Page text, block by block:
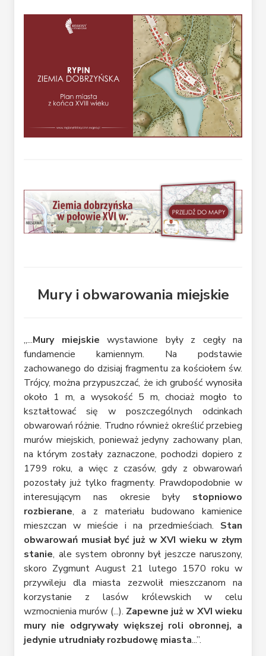
Mury i obwarowania miejskie
„...Mury miejskie wystawione były z cegły na
fundamencie kamiennym. Na podstawie
zachowanego do dzisiaj fragmentu za kościołem św.
Trójcy, można przypuszczać, że ich grubość wynosiła
około 1 m, a wysokość 5 m, chociaż mogło to
kształtować się w poszczególnych odcinkach
obwarowań różnie. Trudno również określić przebieg
murów miejskich, ponieważ jedyny zachowany plan,
na którym zostały zaznaczone, pochodzi dopiero z
1799 roku, a więc z czasów, gdy z obwarowań
pozostały już tylko fragmenty. Prawdopodobnie w
interesującym nas okresie były stopniowo
rozbierane, a z materiału budowano kamienice
mieszczan w mieście i na przedmieściach. Stan
obwarowań musiał być już w XVI wieku w złym
stanie, ale system obronny był jeszcze naruszony,
skoro Zygmunt August 21 lutego 1570 roku w
przywileju dla miasta zezwolił mieszczanom na
korzystanie z lasów królewskich w celu
wzmocnienia murów (...). Zapewne już w XVI wieku
mury nie odgrywały większej roli obronnej, a
jedynie utrudniały rozbudowę miasta...”.